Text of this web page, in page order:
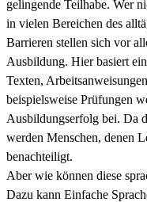
gelingende Teilhabe. Wer
in vielen Bereichen des
Barrieren stellen sich vor
Ausbildung. Hier basiert
Texten,
beispielsweise Prüfungen
Ausbildungserfolg bei. Da
werden Menschen, denen
benachteiligt.
Aber wie können diese
Dazu kann Einfache